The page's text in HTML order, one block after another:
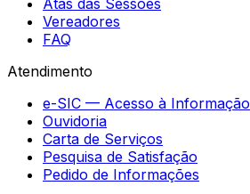
Vereadores
FAQ
Atendimento
e-SIC — Acesso à Informação
Ouvidoria
Carta de Serviços
Pesquisa de Satisfação
Pedido de Informações